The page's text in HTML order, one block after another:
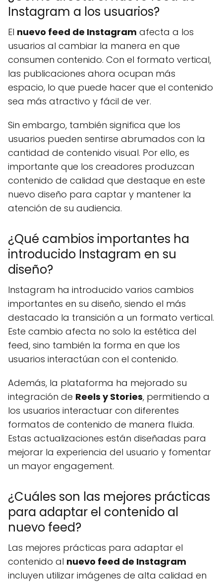
Instagram a los usuarios?
El nuevo feed de Instagram afecta a los
usuarios al cambiar la manera en que
consumen contenido. Con el formato vertical,
las publicaciones ahora ocupan más
espacio, lo que puede hacer que el contenido
sea más atractivo y fácil de ver.
Sin embargo, también significa que los
usuarios pueden sentirse abrumados con la
cantidad de contenido visual. Por ello, es
importante que los creadores produzcan
contenido de calidad que destaque en este
nuevo diseño para captar y mantener la
atención de su audiencia.
¿Qué cambios importantes ha
introducido Instagram en su
diseño?
Instagram ha introducido varios cambios
importantes en su diseño, siendo el más
destacado la transición a un formato vertical.
Este cambio afecta no solo la estética del
feed, sino también la forma en que los
usuarios interactúan con el contenido.
Además, la plataforma ha mejorado su
integración de Reels y Stories, permitiendo a
los usuarios interactuar con diferentes
formatos de contenido de manera fluida.
Estas actualizaciones están diseñadas para
mejorar la experiencia del usuario y fomentar
un mayor engagement.
¿Cuáles son las mejores prácticas
para adaptar el contenido al
nuevo feed?
Las mejores prácticas para adaptar el
contenido al nuevo feed de Instagram
incluyen utilizar imágenes de alta calidad en